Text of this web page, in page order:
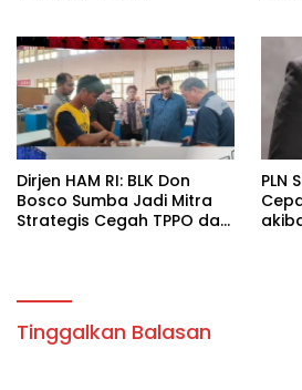
Dirjen HAM RI: BLK Don
Bosco Sumba Jadi Mitra
Strategis Cegah TPPO dan
PLN
Tinggalkan Balasan